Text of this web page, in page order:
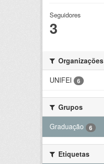
Seguidores
3
Organizações
UNIFEI
6
Grupos
Graduação
6
Etiquetas